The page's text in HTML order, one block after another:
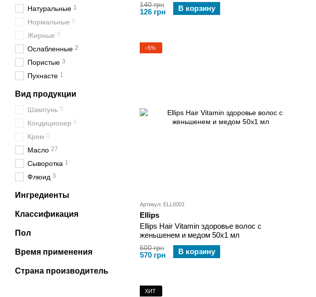
140 грн
126 грн В корзину
−5%
Артикул: ELL0001
Ellips
Ellips Hair Vitamin здоровье волос с
женьшенем и медом 50х1 мл
600 грн
570 грн В корзину
ХИТ
Натуральные 1
Нормальные 0
Жирные 0
Ослабленные 2
Пористые 3
Пухнасте 1
Вид продукции
Шампунь 0
Кондиционер 0
Крем 0
Масло 27
Сыворотка 1
Флюид 3
Ингредиенты
Классификация
Пол
Время применения
Страна производитель